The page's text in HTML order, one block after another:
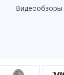
Видеообзоры